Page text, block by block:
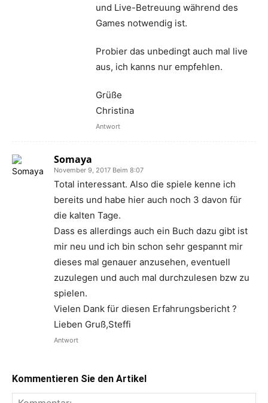
und Live-Betreuung während des
Games notwendig ist.
Probier das unbedingt auch mal live
aus, ich kanns nur empfehlen.
Grüße
Christina
Antwort
Somaya
November 9, 2017 Beim 8:07
Total interessant. Also die spiele kenne ich
bereits und habe hier auch noch 3 davon für
die kalten Tage.
Dass es allerdings auch ein Buch dazu gibt ist
mir neu und ich bin schon sehr gespannt mir
dieses mal genauer anzusehen, eventuell
zuzulegen und auch mal durchzulesen bzw zu
spielen.
Vielen Dank für diesen Erfahrungsbericht ?
Lieben Gruß,Steffi
Antwort
Kommentieren Sie den Artikel